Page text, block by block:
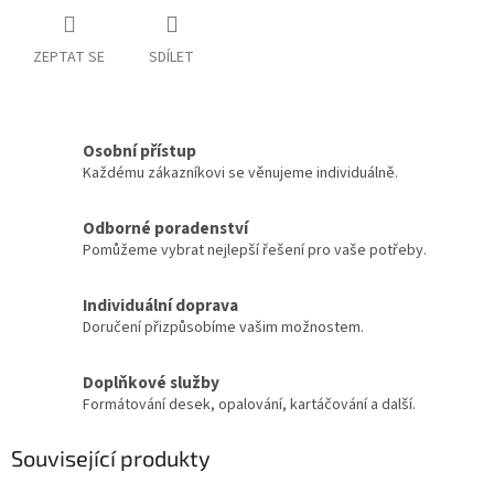
ZEPTAT SE SDÍLET
Osobní přístup
Každému zákazníkovi se věnujeme individuálně.
Odborné poradenství
Pomůžeme vybrat nejlepší řešení pro vaše potřeby.
Individuální doprava
Doručení přizpůsobíme vašim možnostem.
Doplňkové služby
Formátování desek, opalování, kartáčování a další.
Související produkty